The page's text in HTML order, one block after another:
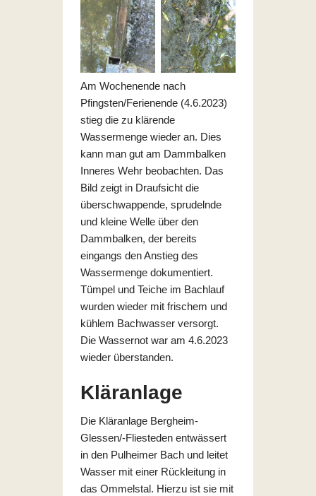
Am Wochenende nach
Pfingsten/Ferienende (4.6.2023)
stieg die zu klärende
Wassermenge wieder an. Dies
kann man gut am Dammbalken
Inneres Wehr beobachten. Das
Bild zeigt in Draufsicht die
überschwappende, sprudelnde
und kleine Welle über den
Dammbalken, der bereits
eingangs den Anstieg des
Wassermenge dokumentiert.
Tümpel und Teiche im Bachlauf
wurden wieder mit frischem und
kühlem Bachwasser versorgt.
Die Wassernot war am 4.6.2023
wieder überstanden.
Kläranlage
Die Kläranlage Bergheim-
Glessen/-Fliesteden entwässert
in den Pulheimer Bach und leitet
Wasser mit einer Rückleitung in
das Ommelstal. Hierzu ist sie mit